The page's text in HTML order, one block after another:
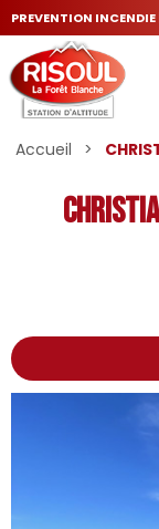
PREVENTION INCENDIE
Accueil >